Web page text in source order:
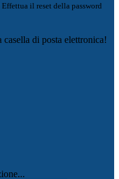
il reset della password
di posta elettronica!